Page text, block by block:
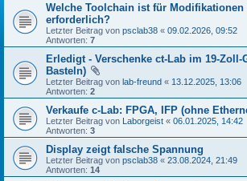
Welche Toolchain ist für Modifikationen
erforderlich?
Letzter Beitrag von psclab38 « 09.02.2026, 09:52
Antworten: 7
Erledigt - Verschenke ct-Lab im 19-Zoll-
Basteln)
Letzter Beitrag von lab-freund « 13.12.2025, 13:06
Antworten: 2
Verkaufe c-Lab: FPGA, IFP (ohne
Letzter Beitrag von Laborgeist « 06.01.2025, 14:42
Antworten: 3
Display zeigt falsche Spannung
Letzter Beitrag von psclab38 « 23.08.2024, 21:49
Antworten: 14